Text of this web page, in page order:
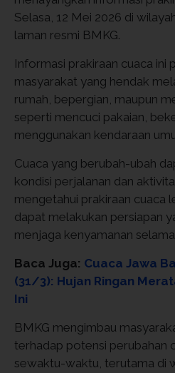
Selasa, 12 Mei 2026 di
laman resmi BMKG.
Informasi prakiraan cuaca ini
masyarakat yang hendak
rumah, bepergian, maupun
seperti mencuci pakaian,
menggunakan kendaraan
Cuaca yang berubah-ubah
kondisi perjalanan dan
mengetahui prakiraan cuaca
dapat melakukan persiapan
menjaga kenyamanan
Baca Juga: Cuaca Jawa
(31/3): Hujan Ringan
Ini
BMKG mengimbau
terhadap potensi perubahan
sewaktu-waktu, terutama di